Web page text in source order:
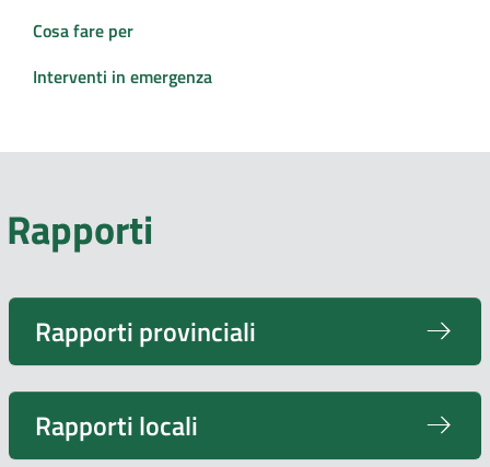
Cosa fare per
Interventi in emergenza
Rapporti
Rapporti provinciali
Rapporti locali